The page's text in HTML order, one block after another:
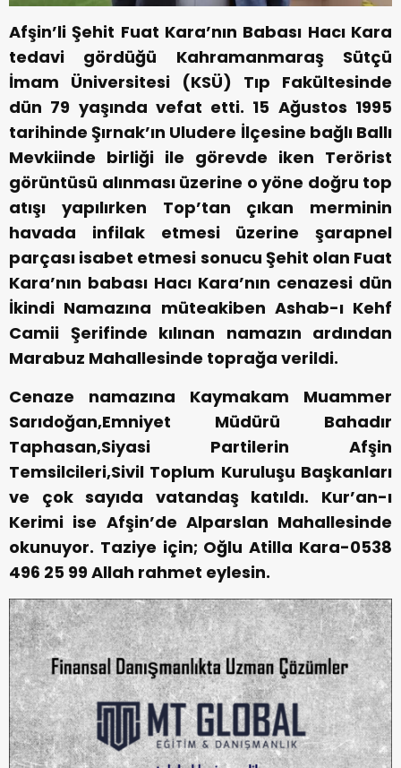
Afşin’li Şehit Fuat Kara’nın Babası Hacı Kara
tedavi gördüğü Kahramanmaraş Sütçü
İmam Üniversitesi (KSÜ) Tıp Fakültesinde
dün 79 yaşında vefat etti. 15 Ağustos 1995
tarihinde Şırnak’ın Uludere İlçesine bağlı Ballı
Mevkiinde birliği ile görevde iken Terörist
görüntüsü alınması üzerine o yöne doğru top
atışı yapılırken Top’tan çıkan merminin
havada infilak etmesi üzerine şarapnel
parçası isabet etmesi sonucu Şehit olan Fuat
Kara’nın babası Hacı Kara’nın cenazesi dün
İkindi Namazına müteakiben Ashab-ı Kehf
Camii Şerifinde kılınan namazın ardından
Marabuz Mahallesinde toprağa verildi.
Cenaze namazına Kaymakam Muammer
Sarıdoğan,Emniyet Müdürü Bahadır
Taphasan,Siyasi Partilerin Afşin
Temsilcileri,Sivil Toplum Kuruluşu Başkanları
ve çok sayıda vatandaş katıldı.
Kur’an-ı
Kerimi ise Afşin’de Alparslan Mahallesinde
okunuyor. Taziye için; Oğlu Atilla Kara-0538
496 25 99Allah rahmet eylesin.